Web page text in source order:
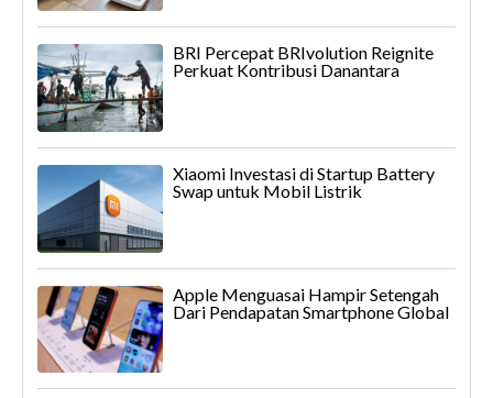
BRI Percepat BRIvolution Reignite
Perkuat Kontribusi Danantara
Xiaomi Investasi di Startup Battery
Swap untuk Mobil Listrik
Apple Menguasai Hampir Setengah
Dari Pendapatan Smartphone Global